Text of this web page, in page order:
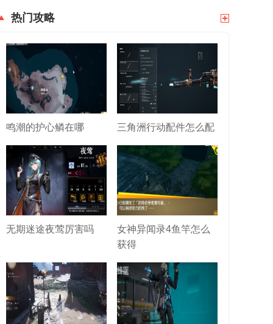
热门攻略
鸣潮的护心鳞在哪 三角洲行动配件怎么配
无期迷途夜莺厉害吗
女神异闻录4鱼竿怎么
获得